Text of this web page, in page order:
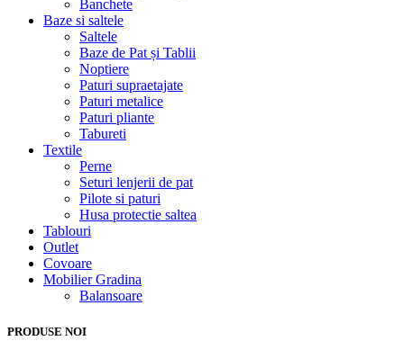
Banchete
Baze si saltele
Saltele
Baze de Pat și Tablii
Noptiere
Paturi supraetajate
Paturi metalice
Paturi pliante
Tabureti
Textile
Perne
Seturi lenjerii de pat
Pilote si paturi
Husa protectie saltea
Tablouri
Outlet
Covoare
Mobilier Gradina
Balansoare
PRODUSE NOI